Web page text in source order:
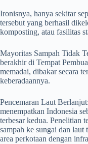
Ironisnya, hanya sekitar
tersebut yang berhasil
komposting, atau fasilitas
Mayoritas Sampah Tidak
berakhir di Tempat
memadai, dibakar secara
keberadaannya.
Pencemaran Laut
menempatkan Indonesia
terbesar kedua. Penelitian
sampah ke sungai dan laut
area perkotaan dengan